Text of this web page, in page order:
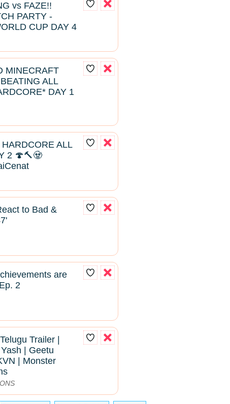
vs FAZE!!
PARTY -
CUP DAY 4
MINECRAFT
ALL
DAY 1
ALL
2 🍄🔨🧟
to Bad &
are
2
Trailer |
| Geetu
| Monster